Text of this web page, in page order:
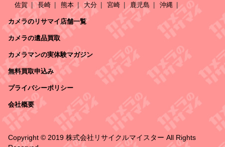
佐賀
長崎 熊本 大分 宮崎 鹿児島 沖縄
カメラのリサマイ店舗一覧
カメラの遺品買取
カメラマンの実体験マガジン
無料買取申込み
プライバシーポリシー
会社概要
Copyright © 2019 株式会社リサイクルマイスター All Rights